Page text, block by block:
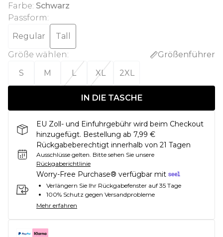
Farbe: Schwarz
Passform:
Regular
Tall
Größe wählen:
Größenführer
S
M L XL 2XL
IN DIE TASCHE
EU Zoll- und Einfuhrgebühr wird beim Checkout
hinzugefügt. Bestellung ab 7,99 €
Rückgabeberechtigt innerhalb von 21 Tagen
Ausschlüsse gelten. Bitte sehen Sie unsere
Rückgaberichtlinie
Worry-Free Purchase® verfügbar mit
Verlängern Sie Ihr Rückgabefenster auf 35 Tage
100% Schutz gegen Versandprobleme
Mehr erfahren